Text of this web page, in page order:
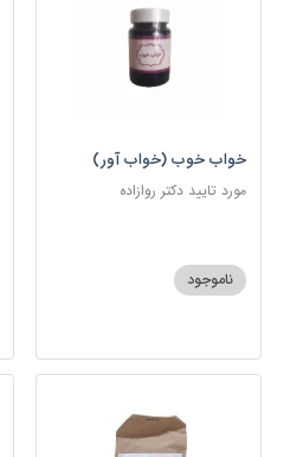
خواب خوب (خواب آور)
مورد تایید دکتر روازاده
ناموجود